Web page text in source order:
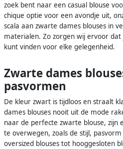
zoek bent naar een casual blouse
chique optie voor een avondje uit,
scala aan zwarte dames blouses in
materialen. Zo zorgen wij ervoor
kunt vinden voor elke gelegenheid.
Zwarte dames
pasvormen
De kleur zwart is tijdloos en straalt
dames blouses nooit uit de mode
naar de perfecte zwarte blouse, zijn
te overwegen, zoals de stijl,
oversized blouses tot hooggesloten